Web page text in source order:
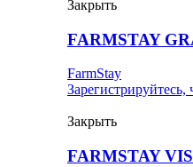
Закрыть
FARMSTAY
FarmStay
Закрыть
FARMSTAY